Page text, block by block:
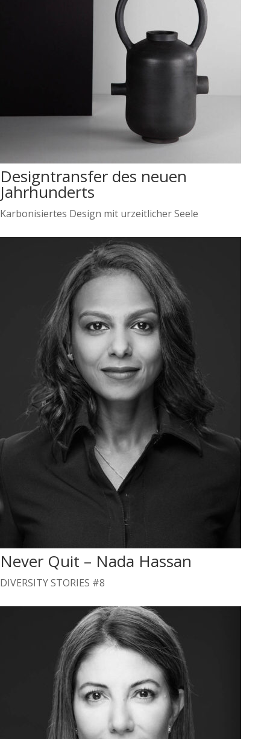
Designtransfer des neuen
Jahrhunderts
Karbonisiertes Design mit urzeitlicher Seele
Never Quit – Nada Hassan
DIVERSITY STORIES #8